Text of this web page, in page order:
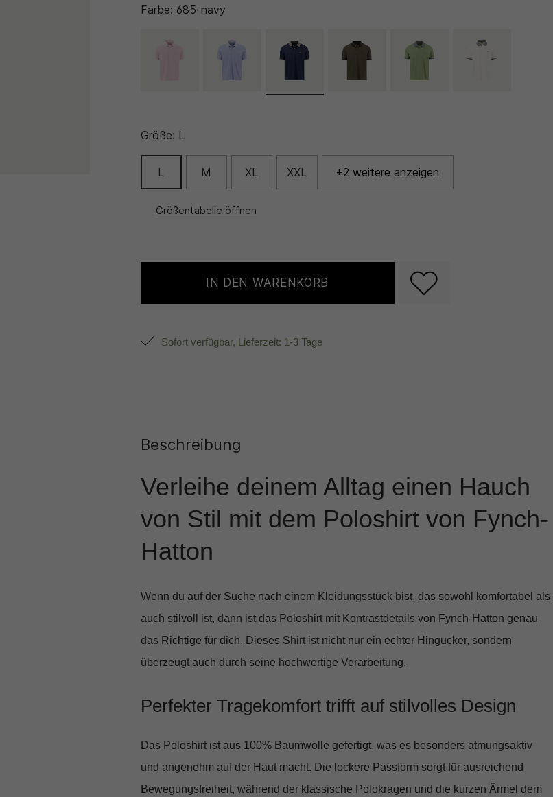
Farbe: 685-navy
Größe: L
L M XL XXL +2 weitere anzeigen
Größentabelle öffnen
IN DEN WARENKORB
Sofort verfügbar, Lieferzeit: 1-3 Tage
Beschreibung
Verleihe deinem Alltag einen Hauch
von Stil mit dem Poloshirt von Fynch-
Hatton
Wenn du auf der Suche nach einem Kleidungsstück bist, das sowohl komfortabel als
auch stilvoll ist, dann ist das Poloshirt mit Kontrastdetails von Fynch-Hatton genau
das Richtige für dich. Dieses Shirt ist nicht nur ein echter Hingucker, sondern
überzeugt auch durch seine hochwertige Verarbeitung.
Perfekter Tragekomfort trifft auf stilvolles Design
Das Poloshirt ist aus 100% Baumwolle gefertigt, was es besonders atmungsaktiv
und angenehm auf der Haut macht. Die lockere Passform sorgt für ausreichend
Bewegungsfreiheit, während der klassische Polokragen und die kurzen Ärmel dem